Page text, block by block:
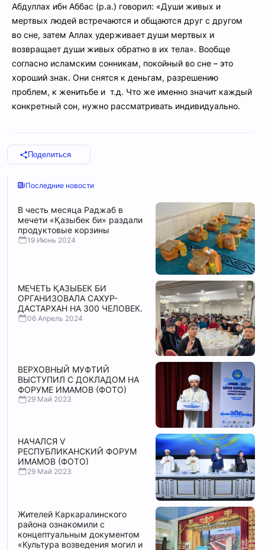
Абдуллах ибн Аббас (р.а.) говорил: «Души живых и
мертвых людей встречаются и общаются друг с другом
во сне, затем Аллах удерживает души мертвых и
возвращает души живых обратно в их тела». Вообще
согласно исламским сонникам, покойный во сне – это
хороший знак. Они снятся к деньгам, разрешению
проблем, к женитьбе и т.д. Что же именно значит каждый
конкретный сон, нужно рассматривать индивидуально.
Поделиться
Последние новости
В честь месяца Раджаб в
мечети «Қазыбек би» раздали
продуктовые корзины
19 Июнь 2024
МЕЧЕТЬ ҚАЗЫБЕК БИ
ОРГАНИЗОВАЛА САХУР-
ДАСТАРХАН НА 300 ЧЕЛОВЕК.
06 Апрель 2024
ВЕРХОВНЫЙ МУФТИЙ
ВЫСТУПИЛ С ДОКЛАДОМ НА
ФОРУМЕ ИМАМОВ (ФОТО)
29 Май 2023
НАЧАЛСЯ V
РЕСПУБЛИКАНСКИЙ ФОРУМ
ИМАМОВ (ФОТО)
29 Май 2023
Жителей Каркаралинского
района ознакомили с
концептуальным документом
«Культура возведения могил и